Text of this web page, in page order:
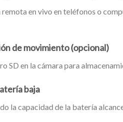
en vivo en teléfonos o
de movimiento (opcional)
SD en la cámara para
baja
la capacidad de la batería